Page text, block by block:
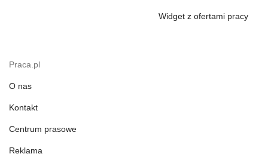
Widget z ofertami pracy
Praca.pl
O nas
Kontakt
Centrum prasowe
Reklama